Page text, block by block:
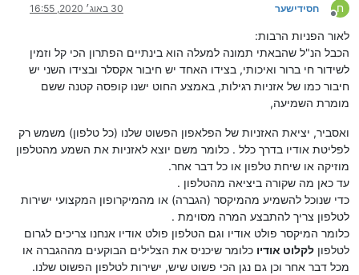
ח
מנותק
חסידישער 30 באוג׳ 2020, 16:55
לאור הפניות הרבות:
הכבל הנ"ל שהבאתי תמונה למעלה הוא בינתיים הפתרון הכי קל וזמין
לשידור חי ברור ואיכותי, בצידו האחד יש חיבור אקסלר ובצידו השני יש
חיבור כמו של אזניות רגילות, באמצע החוט ישנו קופסה קטנה ששם
מומרת השמיעה,
ואסביר, יציאת האזניות של הפלאפון הפשוט שלנו (כל טלפון) משמש רק
לפליטת אודיו בדרך כלל . כלומר משם יוצא לאזניות את השמע מהטלפון
מוזיקה או שיחת טלפון או כל דבר אחר.
עד כאן מה שקורה ביציאה מהטלפון .
כדי שנוכל להשמיע מהמיקסר (הגברה) או מהמיקרופון המקצועי ישירות
לטלפון צריך להתבצע המרה מסוימת .
כלומר המיקסר פולט אודיו וגם הטלפון פולט אודיו אנחנו צריכים לגרום
לטלפון לקלוט אודיו כלומר שיכניס את הצלילים הבוקעים מההגברה או
מכל דבר אחר וכן גם נגן הכי פשוט שיש, ישירות לטלפון הפשוט שלנו.